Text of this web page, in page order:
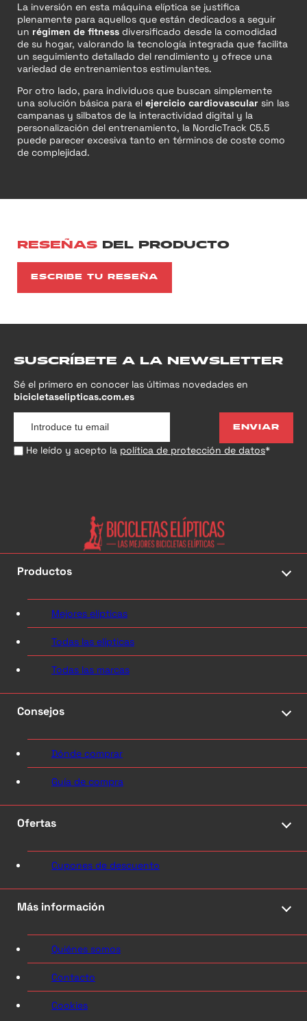
La inversión en esta máquina elíptica se justifica
plenamente para aquellos que están dedicados a seguir
un régimen de fitness diversificado desde la comodidad
de su hogar, valorando la tecnología integrada que facilita
un seguimiento detallado del rendimiento y ofrece una
variedad de entrenamientos estimulantes.
Por otro lado, para individuos que buscan simplemente
una solución básica para el ejercicio cardiovascular sin las
campanas y silbatos de la interactividad digital y la
personalización del entrenamiento, la NordicTrack C5.5
puede parecer excesiva tanto en términos de coste como
de complejidad.
RESEÑAS DEL PRODUCTO
ESCRIBE TU RESEÑA
SUSCRÍBETE A LA NEWSLETTER
Sé el primero en conocer las últimas novedades en
bicicletaselipticas.com.es
ENVIAR
He leído y acepto la política de protección de datos*
Productos
Mejores elípticas
Todas las elípticas
Todas las marcas
Consejos
Dónde comprar
Guía de compra
Ofertas
Cupones de descuento
Más información
Quiénes somos
Contacto
Cookies